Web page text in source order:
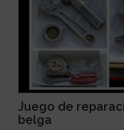
Juego de
belga